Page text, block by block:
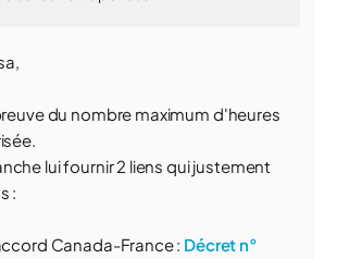
du nombre maximum d'heures
lui fournir 2 liens qui justement
:
Canada-France : Décret n°